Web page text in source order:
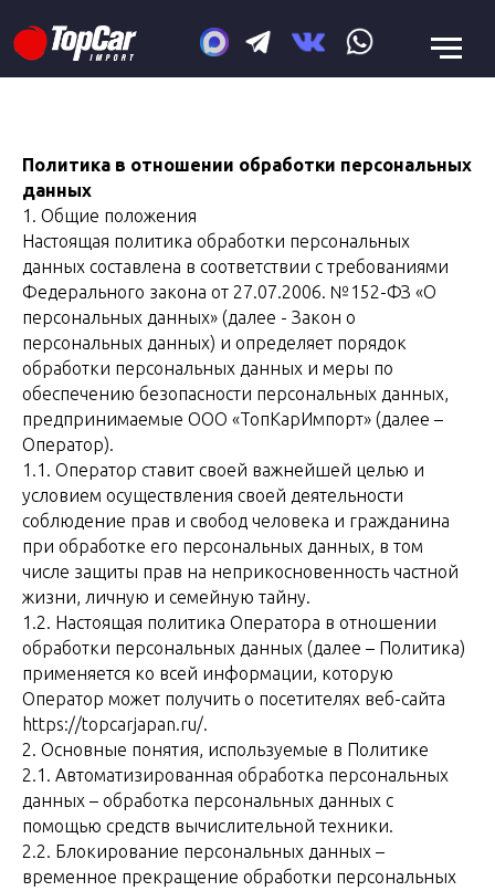
Политика в отношении обработки персональных
данных
1. Общие положения
Настоящая политика обработки персональных
данных составлена в соответствии с требованиями
Федерального закона от 27.07.2006. №152-ФЗ «О
персональных данных» (далее - Закон о
персональных данных) и определяет порядок
обработки персональных данных и меры по
обеспечению безопасности персональных данных,
предпринимаемые ООО «ТопКарИмпорт» (далее –
Оператор).
1.1. Оператор ставит своей важнейшей целью и
условием осуществления своей деятельности
соблюдение прав и свобод человека и гражданина
при обработке его персональных данных, в том
числе защиты прав на неприкосновенность частной
жизни, личную и семейную тайну.
1.2. Настоящая политика Оператора в отношении
обработки персональных данных (далее – Политика)
применяется ко всей информации, которую
Оператор может получить о посетителях веб-сайта
https://topcarjapan.ru/.
2. Основные понятия, используемые в Политике
2.1. Автоматизированная обработка персональных
данных – обработка персональных данных с
помощью средств вычислительной техники.
2.2. Блокирование персональных данных –
временное прекращение обработки персональных